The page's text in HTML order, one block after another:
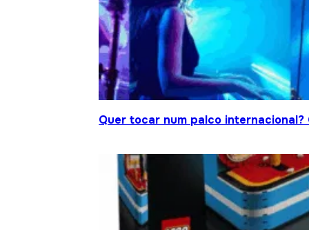
Quer tocar num palco